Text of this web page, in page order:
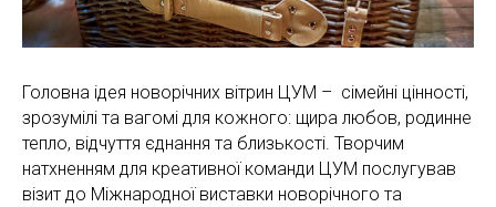
Головна ідея новорічних вітрин ЦУМ – сімейні цінності,
зрозумілі та вагомі для кожного: щира любов, родинне
тепло, відчуття єднання та близькості. Творчим
натхненням для креативної команди ЦУМ послугував
візит до Міжнародної виставки новорічного та